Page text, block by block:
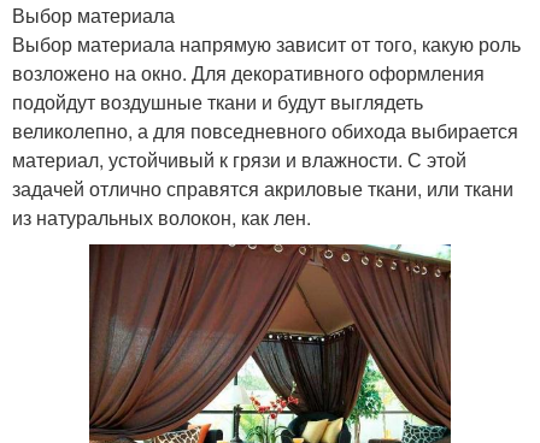
Выбор материала
Выбор материала напрямую зависит от того, какую роль
возложено на окно. Для декоративного оформления
подойдут воздушные ткани и будут выглядеть
великолепно, а для повседневного обихода выбирается
материал, устойчивый к грязи и влажности. С этой
задачей отлично справятся акриловые ткани, или ткани
из натуральных волокон, как лен.